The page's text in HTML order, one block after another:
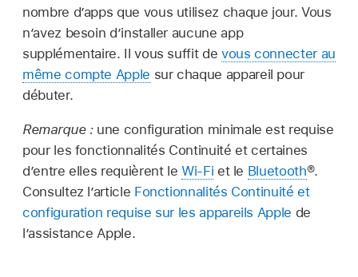
nombre d’apps que vous utilisez chaque jour. Vous
n’avez besoin d’installer aucune app
supplémentaire. Il vous suffit de vous connecter au
même compte Apple sur chaque appareil pour
débuter.
Remarque : une configuration minimale est requise
pour les fonctionnalités Continuité et certaines
d’entre elles requièrent leWi-Fi et le Bluetooth®.
Consultez l’article Fonctionnalités Continuité et
configuration requise sur les appareils Apple de
l’assistance Apple.